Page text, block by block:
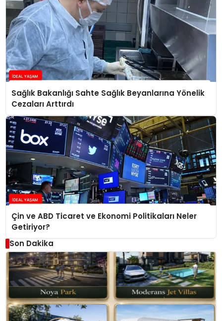
Sağlık Bakanlığı Sahte Sağlık Beyanlarına Yönelik
Cezaları Arttırdı
Çin ve ABD Ticaret ve Ekonomi Politikaları Neler
Getiriyor?
Son Dakika